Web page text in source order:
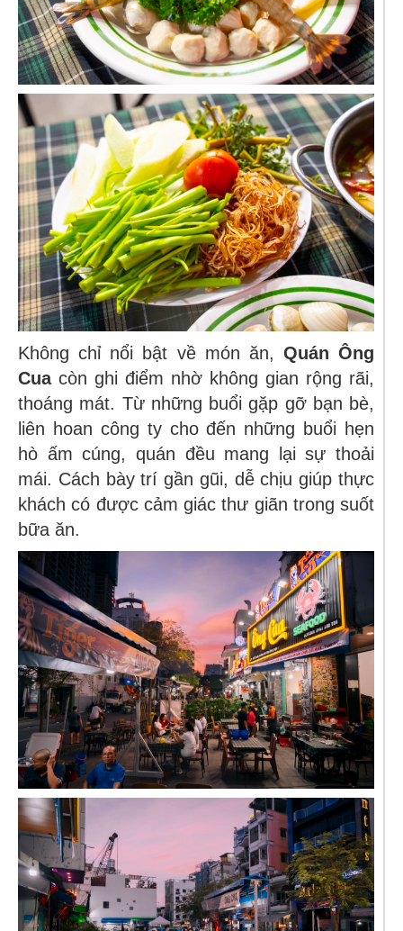
Không chỉ nổi bật về món ăn, Quán Ông
Cuacòn ghi điểm nhờ không gian rộng rãi,
thoáng mát. Từ những buổi gặp gỡ bạn bè,
liên hoan công ty cho đến những buổi hẹn
hò ấm cúng, quán đều mang lại sự thoải
mái. Cách bày trí gần gũi, dễ chịu giúp thực
khách có được cảm giác thư giãn trong suốt
bữa ăn.